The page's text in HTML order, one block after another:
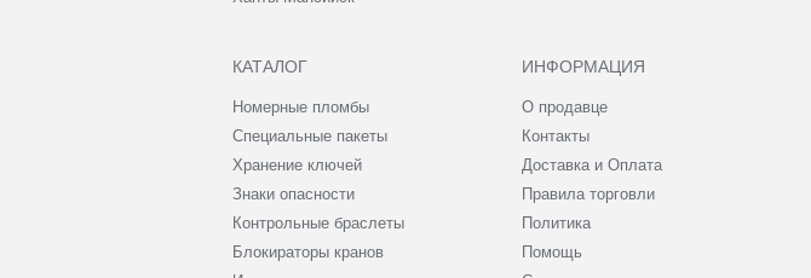
КАТАЛОГ
Номерные пломбы
Специальные пакеты
Хранение ключей
Знаки опасности
Контрольные браслеты
Блокираторы кранов
ИНФОРМАЦИЯ
О продавце
Контакты
Доставка и Оплата
Правила торговли
Политика
Помощь